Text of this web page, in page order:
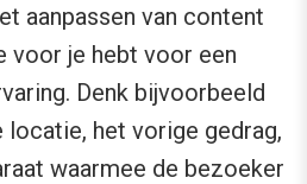
aanpassen van content
voor je hebt voor een
Denk bijvoorbeeld
locatie, het vorige gedrag,
waarmee de bezoeker